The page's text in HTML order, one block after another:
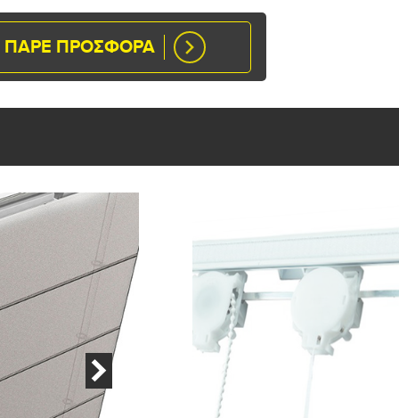
ΠΑΡΕ ΠΡΟΣΦΟΡΑ